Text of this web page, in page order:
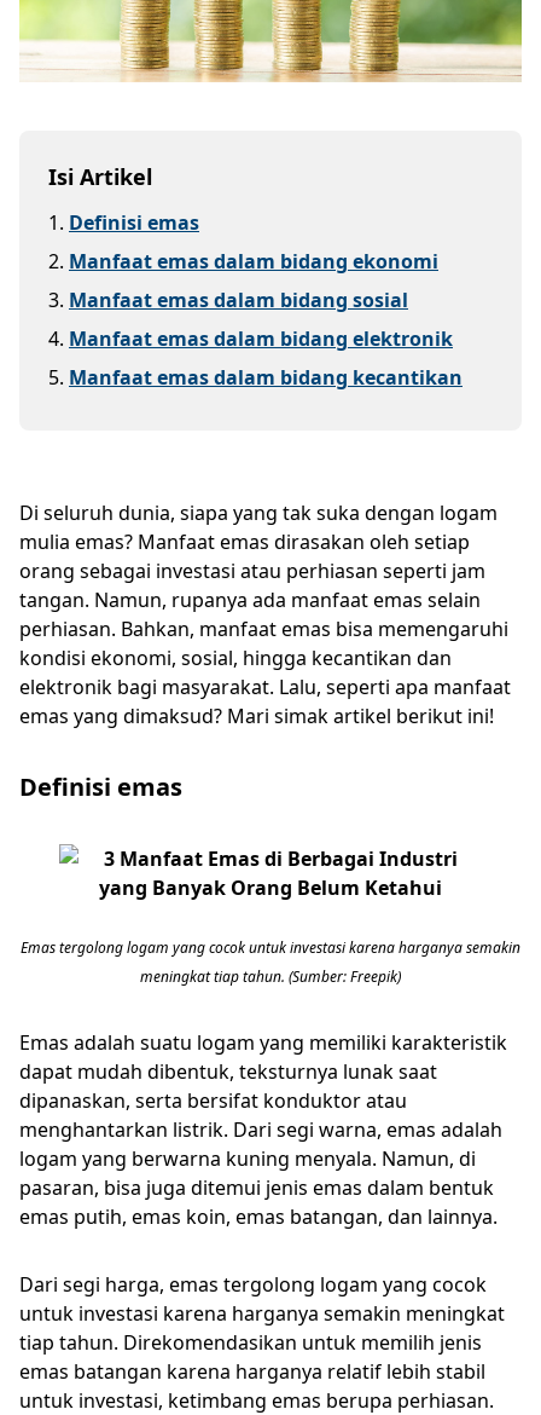
Isi Artikel
1. Definisi emas
2. Manfaat emas dalam bidang ekonomi
3. Manfaat emas dalam bidang sosial
4. Manfaat emas dalam bidang elektronik
5. Manfaat emas dalam bidang kecantikan
Di seluruh dunia, siapa yang tak suka dengan logam
mulia emas? Manfaat emas dirasakan oleh setiap
orang sebagai investasi atau perhiasan seperti jam
tangan. Namun, rupanya ada manfaat emas selain
perhiasan. Bahkan, manfaat emas bisa memengaruhi
kondisi ekonomi, sosial, hingga kecantikan dan
elektronik bagi masyarakat. Lalu, seperti apa manfaat
emas yang dimaksud? Mari simak artikel berikut ini!
Definisi emas
Emas tergolong logam yang cocok untuk investasi karena harganya semakin
meningkat tiap tahun. (Sumber: Freepik)
Emas adalah suatu logam yang memiliki karakteristik
dapat mudah dibentuk, teksturnya lunak saat
dipanaskan, serta bersifat konduktor atau
menghantarkan listrik. Dari segi warna, emas adalah
logam yang berwarna kuning menyala. Namun, di
pasaran, bisa juga ditemui jenis emas dalam bentuk
emas putih, emas koin, emas batangan, dan lainnya.
Dari segi harga, emas tergolong logam yang cocok
untuk investasi karena harganya semakin meningkat
tiap tahun. Direkomendasikan untuk memilih jenis
emas batangan karena harganya relatif lebih stabil
untuk investasi, ketimbang emas berupa perhiasan.